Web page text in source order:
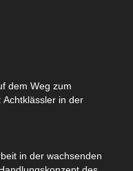
dem Weg zum
Achtklässler in der
in der wachsenden